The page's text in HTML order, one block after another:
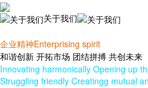
关于我们
企业精神Enterprising spirit
和谐创新 开拓市场 团结拼搏 共创未来
Innovating harmonically Opening up
Struggling friendly Creatingg mutual